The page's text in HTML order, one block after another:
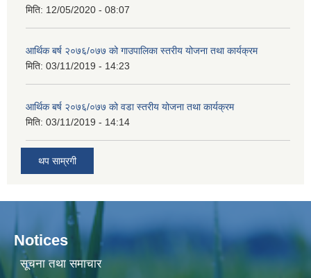
मिति: 12/05/2020 - 08:07
आर्थिक बर्ष २०७६/०७७ को गाउपालिका स्तरीय योजना तथा कार्यक्रम
मिति: 03/11/2019 - 14:23
आर्थिक बर्ष २०७६/०७७ को वडा स्तरीय योजना तथा कार्यक्रम
मिति: 03/11/2019 - 14:14
थप साम्रगी
Notices
सूचना तथा समाचार